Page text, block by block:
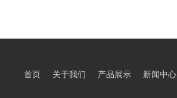
首页 关于我们 产品展示 新闻中心